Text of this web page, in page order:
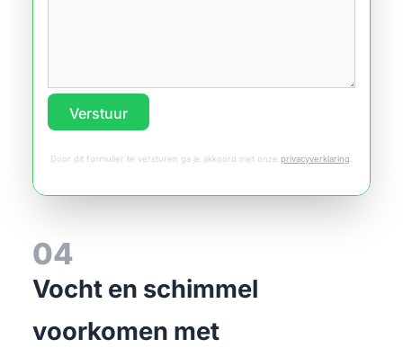
Verstuur
Door dit formulier te versturen ga je akkoord met onze privacyverklaring.
04
Vocht en schimmel
voorkomen met